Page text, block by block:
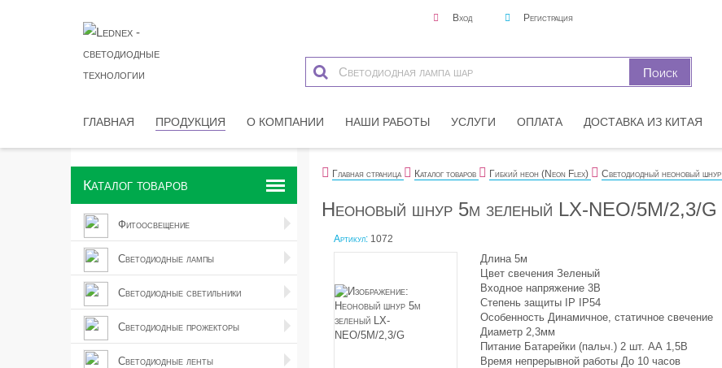
Вход Регистрация
ГЛАВНАЯ ПРОДУКЦИЯ О КОМПАНИИ НАШИ РАБОТЫ УСЛУГИ ОПЛАТА ДОСТАВКА ИЗ КИТАЯ
Каталог товаров
Фитоосвещение
Светодиодные лампы
Светодиодные светильники
Светодиодные прожекторы
Светодиодные ленты
Главная страница Каталог товаров Гибкий неон (Neon Flex) Светодиодный неоновый шнур
Неоновый шнур 5м зеленый LX-NEO/5M/2,3/G
Артикул:1072
Длина 5м
Цвет свечения Зеленый
Входное напряжение 3В
Степень защиты IP IP54
Особенность Динамичное, статичное свечение
Диаметр 2,3мм
Питание Батарейки (пальч.) 2 шт. АА 1,5В
Время непрерывной работы До 10 часов